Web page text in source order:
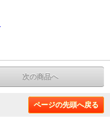
次の商品へ
ページの先頭へ戻る